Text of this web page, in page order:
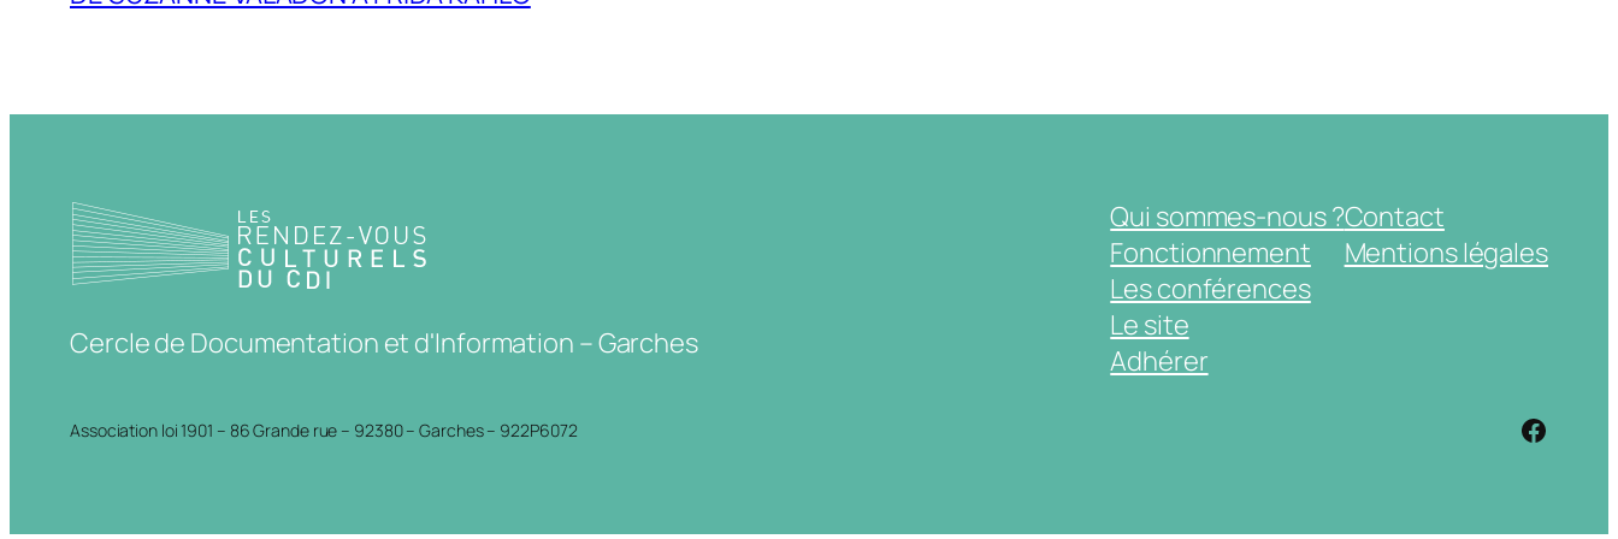
Cercle de Documentation et d'Information – Garches
Qui sommes-nous ?
Fonctionnement
Les conférences
Le site
Adhérer
Contact
Mentions légales
Association loi 1901 – 86 Grande rue – 92380 – Garches – 922P6072